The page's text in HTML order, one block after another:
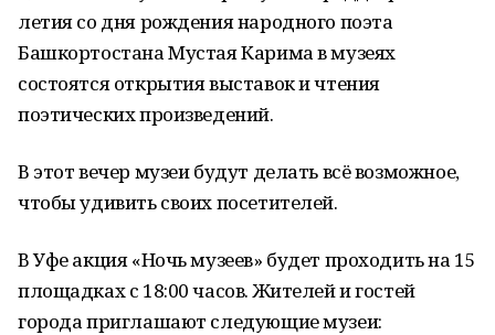
летия со дня рождения народного поэта
Башкортостана Мустая Карима в музеях
состоятся открытия выставок и чтения
поэтических произведений.
В этот вечер музеи будут делать всё возможное,
чтобы удивить своих посетителей.
В Уфе акция «Ночь музеев» будет проходить на 15
площадках с 18:00 часов. Жителей и гостей
города приглашают следующие музеи: